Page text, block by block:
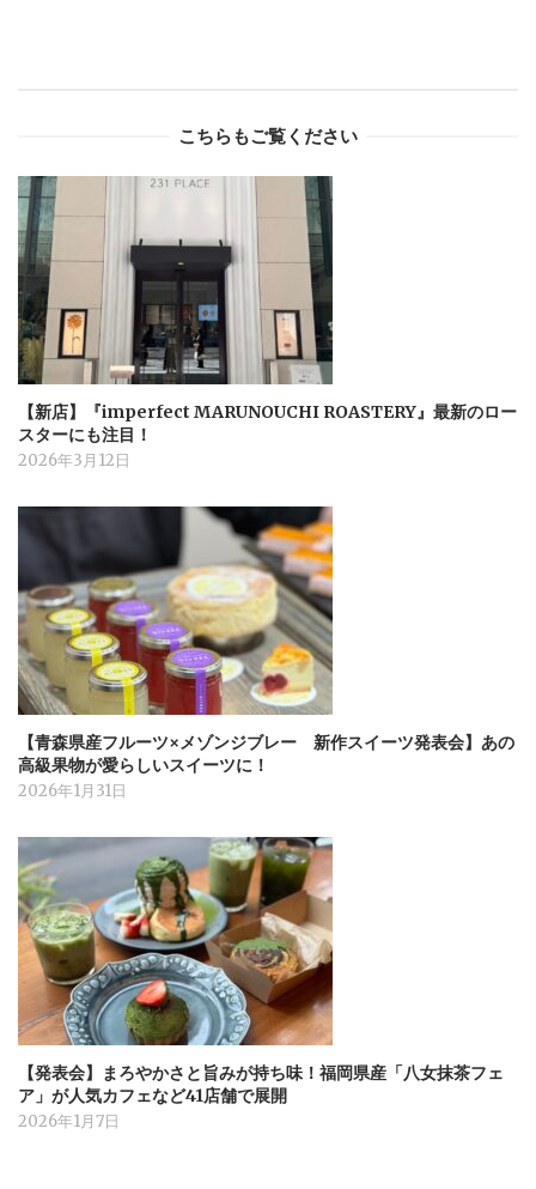
こちらもご覧ください
【新店】『imperfect MARUNOUCHI ROASTERY』最新のロー
スターにも注目！
2026年3月12日
【青森県産フルーツ×メゾンジブレー 新作スイーツ発表会】あの
高級果物が愛らしいスイーツに！
2026年1月31日
【発表会】まろやかさと旨みが持ち味！福岡県産「八女抹茶フェ
ア」が人気カフェなど41店舗で展開
2026年1月7日